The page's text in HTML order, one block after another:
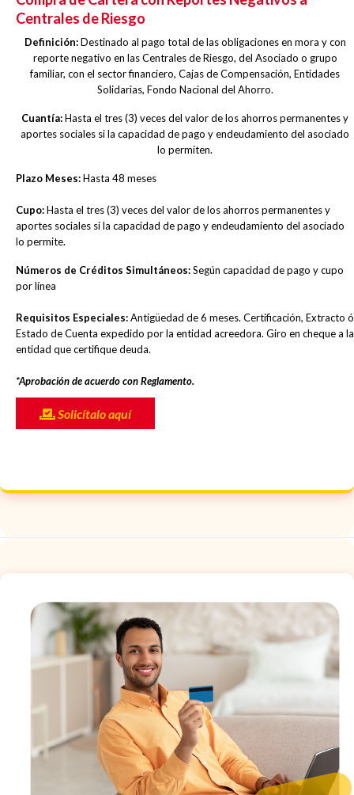
Centrales de Riesgo
Definición:Destinado al pago total de las obligaciones en mora y con
reporte negativo en las Centrales de Riesgo, del Asociado o grupo
familiar, con el sector financiero, Cajas de Compensación, Entidades
Solidarias, Fondo Nacional del Ahorro.
Cuantía:Hasta el tres (3) veces del valor de los ahorros permanentes y
aportes sociales si la capacidad de pago y endeudamiento del asociado
lo permiten.
Plazo Meses:Hasta 48 meses
Cupo:Hasta el tres (3) veces del valor de los ahorros permanentes y
aportes sociales si la capacidad de pago y endeudamiento del asociado
lo permite.
Números de Créditos Simultáneos:Según capacidad de pago y cupo
por línea
Requisitos Especiales:Antigüedad de 6 meses. Certificación, Extracto ó
Estado de Cuenta expedido por la entidad acreedora. Giro en cheque a la
entidad que certifique deuda.
*Aprobación de acuerdo con Reglamento.
Solicítalo aquí